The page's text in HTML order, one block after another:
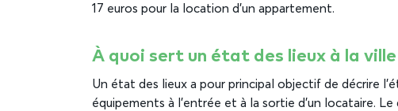
17 euros pour la location d’un appartement.
À quoi sert un état des lieux à la
Un état des lieux a pour principal objectif de décrire
équipements à l’entrée et à la sortie d’un locataire.